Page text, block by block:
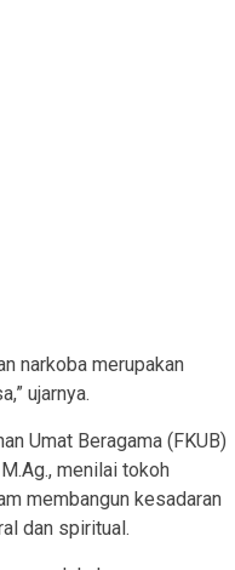
narkoba merupakan
ujarnya.
Umat Beragama (FKUB)
menilai tokoh
membangun kesadaran
dan spiritual.